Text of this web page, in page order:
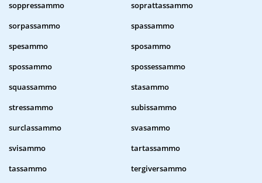
soppressammo
soprattassammo
sorpassammo
spassammo
spesammo
sposammo
spossammo
spossessammo
squassammo
stasammo
stressammo
subissammo
surclassammo
svasammo
svisammo
tartassammo
tassammo
tergiversammo